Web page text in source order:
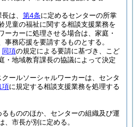
は、 第4条に定めるセンターの所掌
児童の福祉に関する相談支援業務を
ーカーに処理させる場合は、家庭・
事務応援を要請するものとする。
同項の規定による要請に基づき、こど
・地域教育課長の協議によって決定
ールソーシャルワーカーは、センタ
項に規定する相談支援業務を処理する
るもののほか、センターの組織及び運
、市長が別に定める。